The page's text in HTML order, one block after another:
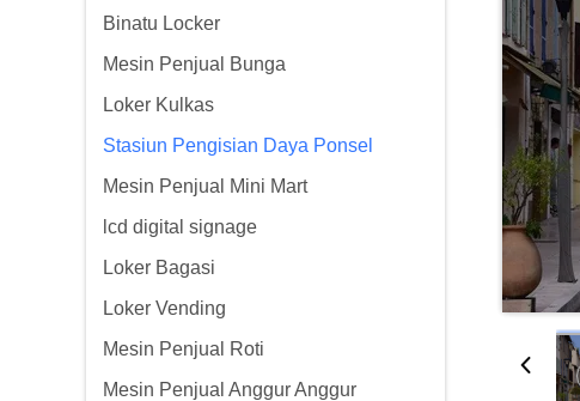
Binatu Locker
Mesin Penjual Bunga
Loker Kulkas
Stasiun Pengisian Daya Ponsel
Mesin Penjual Mini Mart
lcd digital signage
Loker Bagasi
Loker Vending
Mesin Penjual Roti
Mesin Penjual Anggur Anggur